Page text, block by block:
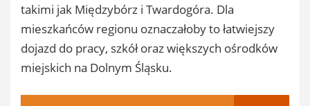
takimi jak Międzybórz i Twardogóra. Dla
mieszkańców regionu oznaczałoby to łatwiejszy
dojazd do pracy, szkół oraz większych ośrodków
miejskich na Dolnym Śląsku.